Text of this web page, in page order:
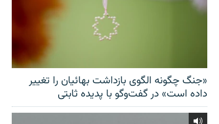
«جنگ چگونه الگوی بازداشت بهائیان را تغییر
داده است» در گفت‌وگو با پدیده ثابتی